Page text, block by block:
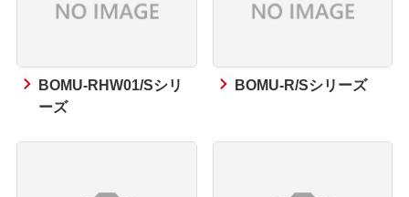
BOMU-RHW01/Sシリ
ーズ
BOMU-R/Sシリーズ